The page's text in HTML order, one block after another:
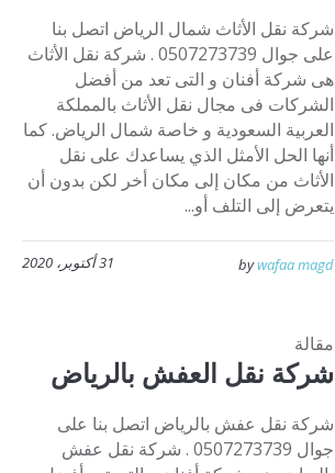
شركة نقل الأثاث شمال الرياض اتصل بنا
على جوال 0507273739 . شركة نقل الأثاث
هى شركة أفنان و التى تعد من أفضل
الشركات فى مجال نقل الأثاث بالمملكة
العربية السعودية و خاصة شمال الرياض. كما
أنها الحل الأمثل الذي يساعدك على نقل
الأثاث من مكان إلى مكان أخر لكن بدون أن
يتعرض إلى التلف أو...
31 أكتوبر، 2020 bywafaa magd
مقالة
شركة نقل العفش بالرياض
شركة نقل عفش بالرياض اتصل بنا على
جوال 0507273739 . شركة نقل عفش